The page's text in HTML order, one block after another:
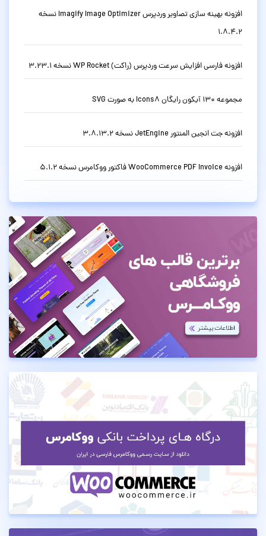
افزونه بهینه سازی تصاویر وردپرس Imagify Image Optimizer نسخه
1.8.4.2
افزونه فارسی افزایش سرعت وردپرس (راکت) WP Rocket نسخه 3.23.1
مجموعه 130 آیکون رایگان Icons8 به صورت SVG
افزونه جت انجین المنتور JetEngine نسخه 3.8.13.2
افزونه WooCommerce PDF Invoice فاکتور ووکامرس نسخه 5.1.2